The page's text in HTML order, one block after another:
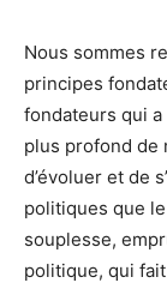
Nous sommes
principes
fondateurs qui a
plus profond de
d’évoluer et de
politiques que
souplesse,
politique, qui